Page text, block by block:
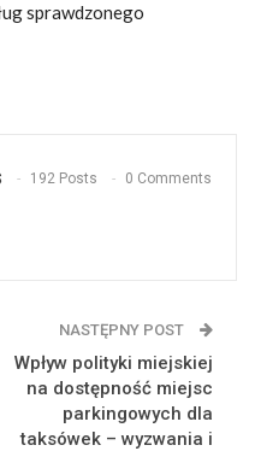
sprawdzonego
192 Posts 0 Comments
NASTĘPNY POST
Wpływ polityki miejskiej
na dostępność miejsc
parkingowych dla
taksówek – wyzwania i